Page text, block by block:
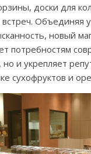
доски для
Объединяя
новый
потребностям
и укрепляет
сухофруктов и